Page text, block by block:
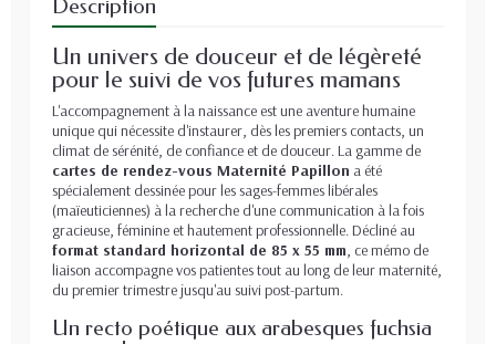
Description
Un univers de douceur et de légèreté
pour le suivi de vos futures mamans
L'accompagnement à la naissance est une aventure humaine
unique qui nécessite d'instaurer, dès les premiers contacts, un
climat de sérénité, de confiance et de douceur. La gamme de
cartes de rendez-vous Maternité Papillon a été
spécialement dessinée pour les sages-femmes libérales
(maïeuticiennes) à la recherche d'une communication à la fois
gracieuse, féminine et hautement professionnelle. Décliné au
format standard horizontal de 85 x 55 mm, ce mémo de
liaison accompagne vos patientes tout au long de leur maternité,
du premier trimestre jusqu'au suivi post-partum.
Un recto poétique aux arabesques fuchsia